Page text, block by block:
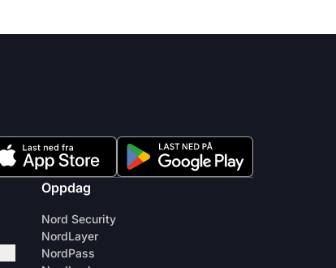
Oppdag
Nord Security
NordLayer
NordPass